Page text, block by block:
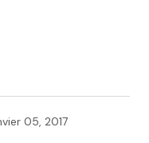
05, 2017